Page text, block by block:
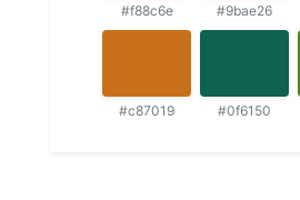
#f88c6e #9bae26
#c87019 #0f6150